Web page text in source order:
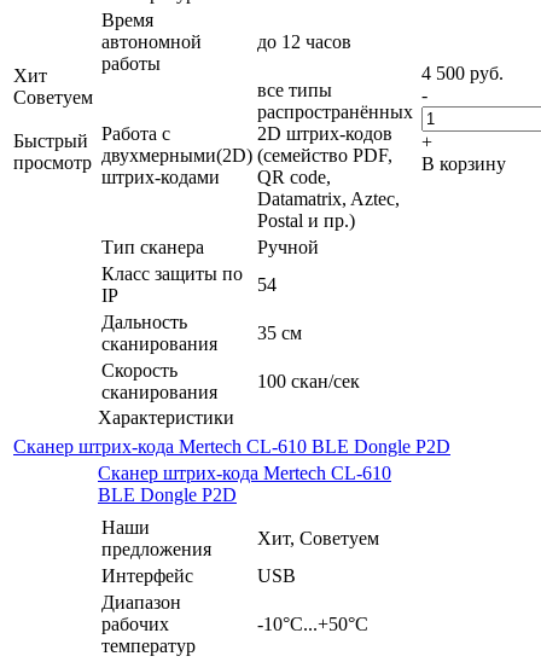
Хит
Советуем
Быстрый
просмотр
Время
автономной
работы
до 12 часов
Работа с
двухмерными(2D)
штрих-кодами
все типы
распространённых
2D штрих-кодов
(семейство PDF,
QR code,
Datamatrix, Aztec,
Postal и пр.)
Тип сканера
Ручной
Класс защиты по
IP
54
Дальность
сканирования
35 см
Скорость
сканирования
100 скан/сек
Характеристики
4 500 руб.
-
+
В корзину
Сканер штрих-кода Mertech CL-610 BLE Dongle P2D
Сканер штрих-кода Mertech CL-610
BLE Dongle P2D
Наши
предложения
Хит, Советуем
Интерфейс
USB
Диапазон
рабочих
температур
-10°С...+50°C